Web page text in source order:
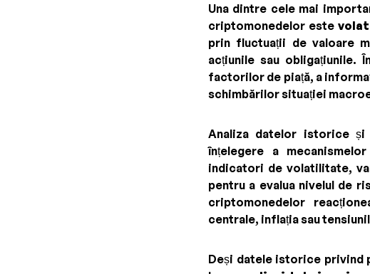
Una dintre cele mai
criptomonedelor este
prin fluctuații de valoare
acțiunile sau obligațiunile.
factorilor de piață, a
schimbărilor situației
Analiza datelor istorice
înțelegere a
indicatori de volatilitate,
pentru a evalua nivelul de
criptomonedelor
centrale, inflația sau
Deși datele istorice privind